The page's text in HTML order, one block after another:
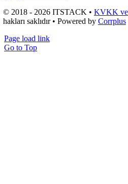
© 2018 - 2026 ITSTACK • KVKK ve
hakları saklıdır • Powered by Corrplus
Page load link
Go to Top